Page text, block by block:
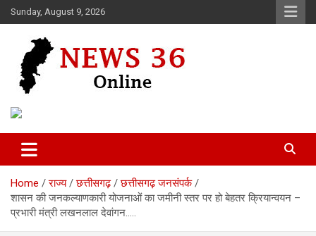
Skip
to
Sunday, August 9, 2026
News 36
Home राज्य छत्तीसगढ़
छत्तीसगढ़ जनसंपर्क
शासन की जनकल्याणकारी योजनाओं का जमीनी स्तर पर हो बेहतर क्रियान्वयन –
प्रभारी मंत्री लखनलाल देवांगन…..